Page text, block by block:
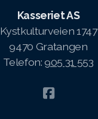
Kasseriet AS
Kystkulturveien 1747
9470 Gratangen
Telefon:905 31 553